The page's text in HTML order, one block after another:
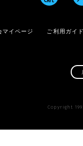
マイページ ご利用ガイド
Copyright